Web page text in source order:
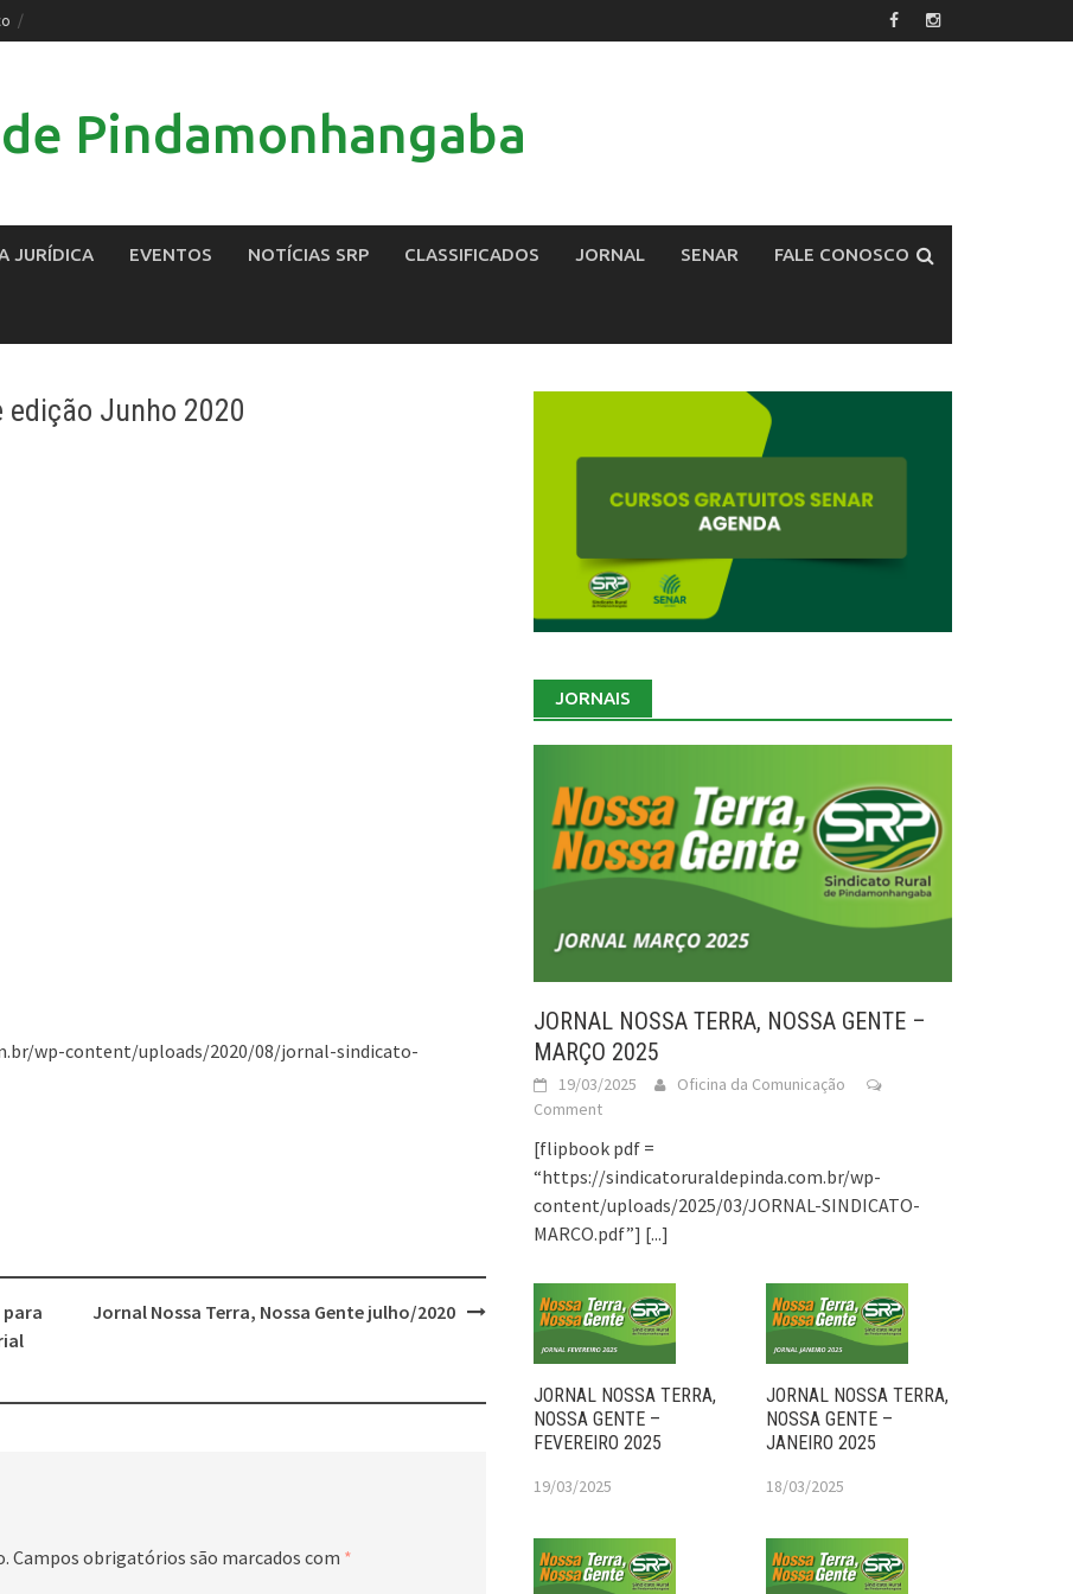
Pindamonhangaba
JURÍDICA EVENTOS NOTÍCIAS SRP CLASSIFICADOS JORNAL SENAR FALE CONOSCO
edição Junho 2020
wp-content/uploads/2020/08/jornal-sindicato-
Jornal Nossa Terra, Nossa Gente julho/2020
Campos obrigatórios são marcados com *
JORNAIS
JORNAL NOSSA TERRA, NOSSA GENTE –
MARÇO 2025
19/03/2025
Oficina da Comunicação
Comment
[flipbook pdf =
“https://sindicatoruraldepinda.com.br/wp-
content/uploads/2025/03/JORNAL-SINDICATO-
MARCO.pdf”] [...]
JORNAL NOSSA TERRA,
NOSSA GENTE –
FEVEREIRO 2025
19/03/2025
JORNAL NOSSA TERRA,
NOSSA GENTE –
JANEIRO 2025
18/03/2025